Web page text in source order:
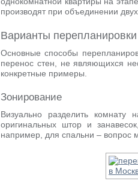
производят при объединении
Варианты
Основные способы
перенос стен, не являющихся
конкретные примеры.
Зонирование
Визуально разделить
оригинальных штор и
например, для спальни – вопрос